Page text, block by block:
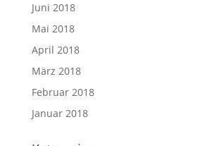
Juni 2018
Mai 2018
April 2018
März 2018
Februar 2018
Januar 2018